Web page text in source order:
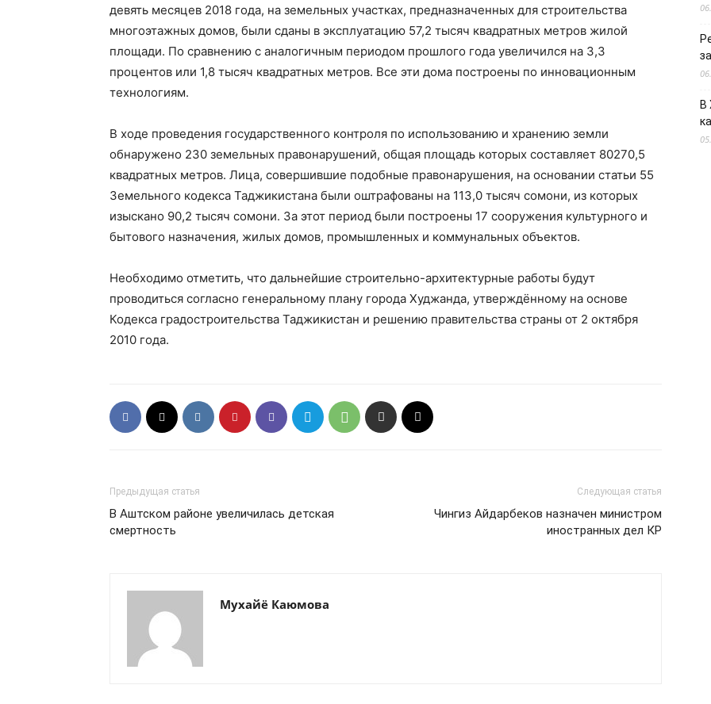
девять месяцев 2018 года, на земельных участках, предназначенных для строительства
многоэтажных домов, были сданы в эксплуатацию 57,2 тысяч квадратных метров жилой
площади. По сравнению с аналогичным периодом прошлого года увеличился на 3,3
процентов или 1,8 тысяч квадратных метров. Все эти дома построены по инновационным
технологиям.
В ходе проведения государственного контроля по использованию и хранению земли
обнаружено 230 земельных правонарушений, общая площадь которых составляет 80270,5
квадратных метров. Лица, совершившие подобные правонарушения, на основании статьи 55
Земельного кодекса Таджикистана были оштрафованы на 113,0 тысяч сомони, из которых
изыскано 90,2 тысяч сомони. За этот период были построены 17 сооружения культурного и
бытового назначения, жилых домов, промышленных и коммунальных объектов.
Необходимо отметить, что дальнейшие строительно-архитектурные работы будут
проводиться согласно генеральному плану города Худжанда, утверждённому на основе
Кодекса градостроительства Таджикистан и решению правительства страны от 2 октября
2010 года.
Предыдущая статья
В Аштском районе увеличилась детская
смертность
Следующая статья
Чингиз Айдарбеков назначен министром
иностранных дел КР
Мухайё Каюмова
В